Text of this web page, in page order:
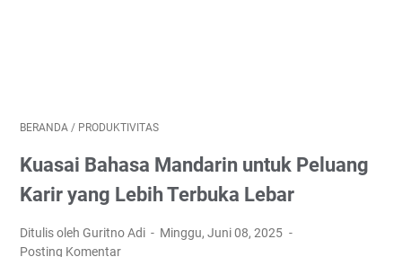
BERANDA / PRODUKTIVITAS
Kuasai Bahasa Mandarin untuk Peluang
Karir yang Lebih Terbuka Lebar
Ditulis oleh Guritno Adi
Minggu, Juni 08, 2025
Posting Komentar